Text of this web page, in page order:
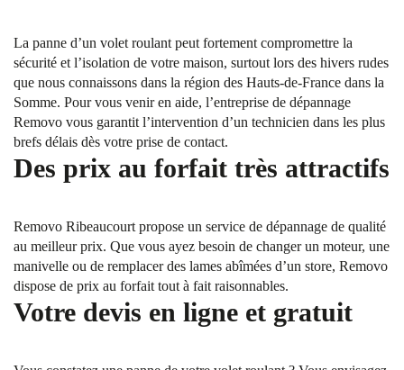
La panne d’un volet roulant peut fortement compromettre la
sécurité et l’isolation de votre maison, surtout lors des hivers rudes
que nous connaissons dans la région des Hauts-de-France dans la
Somme. Pour vous venir en aide, l’entreprise de dépannage
Removo vous garantit l’intervention d’un technicien dans les plus
brefs délais dès votre prise de contact.
Des prix au forfait très attractifs
Removo Ribeaucourt propose un service de dépannage de qualité
au meilleur prix. Que vous ayez besoin de changer un moteur, une
manivelle ou de remplacer des lames abîmées d’un store, Removo
dispose de prix au forfait tout à fait raisonnables.
Votre devis en ligne et gratuit